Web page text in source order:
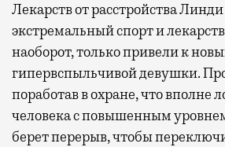
Лекарств от расстройства
экстремальный спорт и
наоборот, только привели к
гипервспыльчивой девушки.
поработав в охране, что вполне
человека с повышенным
берет перерыв, чтобы